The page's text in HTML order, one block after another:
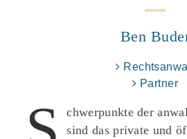
Ben
Partner
chwerpunkte der
sind das private und